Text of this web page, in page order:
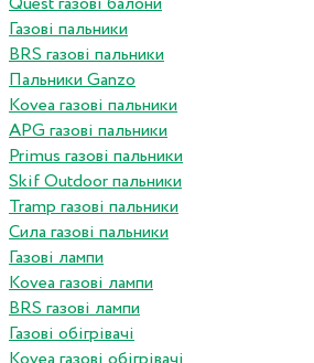
Газові пальники
BRS газові пальники
Пальники Ganzo
Kovea газові пальники
APG газові пальники
Primus газові пальники
Skif Outdoor пальники
Tramp газові пальники
Сила газові пальники
Газові лампи
Kovea газові лампи
BRS газові лампи
Газові обігрівачі